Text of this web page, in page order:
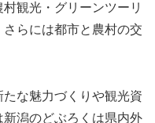
観光・グリーンツーリ
らには都市と農村の交
な魅力づくりや観光資
潟のどぶろくは県内外